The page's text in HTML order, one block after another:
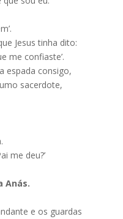
Jesus tinha dito:
me confiaste’.
espada consigo,
sacerdote,
me deu?’
Anás.
e os guardas